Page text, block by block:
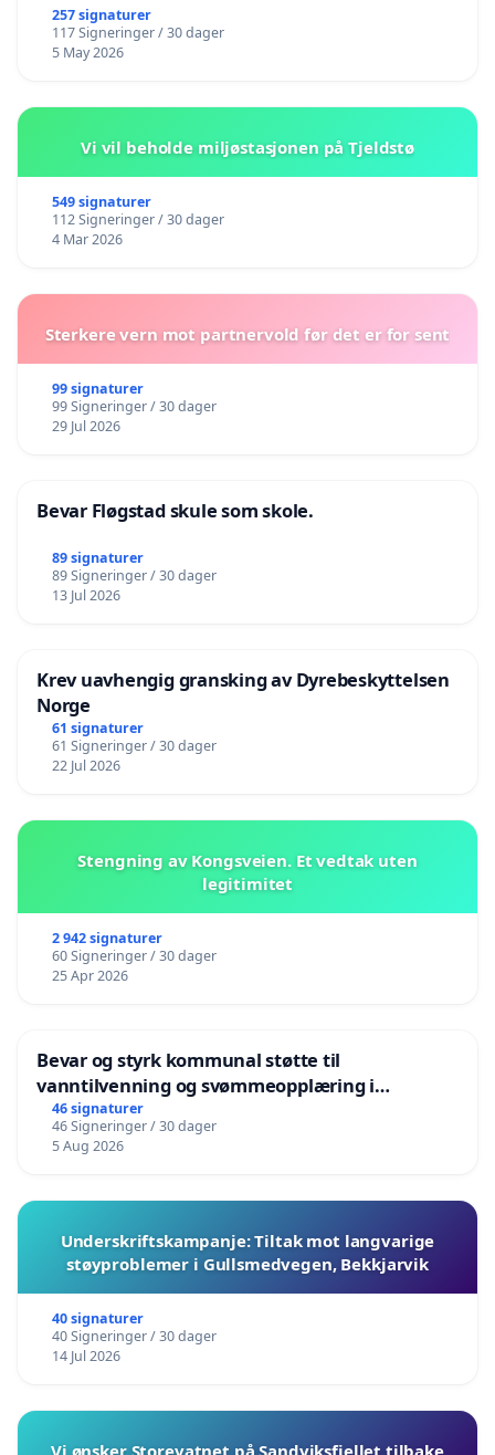
257 signaturer
117 Signeringer / 30 dager
5 May 2026
Vi vil beholde miljøstasjonen på Tjeldstø
549 signaturer
112 Signeringer / 30 dager
4 Mar 2026
Sterkere vern mot partnervold før det er for sent
99 signaturer
99 Signeringer / 30 dager
29 Jul 2026
Bevar Fløgstad skule som skole.
89 signaturer
89 Signeringer / 30 dager
13 Jul 2026
Krev uavhengig gransking av Dyrebeskyttelsen
Norge
61 signaturer
61 Signeringer / 30 dager
22 Jul 2026
Stengning av Kongsveien. Et vedtak uten
legitimitet
2 942 signaturer
60 Signeringer / 30 dager
25 Apr 2026
Bevar og styrk kommunal støtte til
vanntilvenning og svømmeopplæring i
barnehagene i Haugesund
46 signaturer
46 Signeringer / 30 dager
5 Aug 2026
Underskriftskampanje: Tiltak mot langvarige
støyproblemer i Gullsmedvegen, Bekkjarvik
40 signaturer
40 Signeringer / 30 dager
14 Jul 2026